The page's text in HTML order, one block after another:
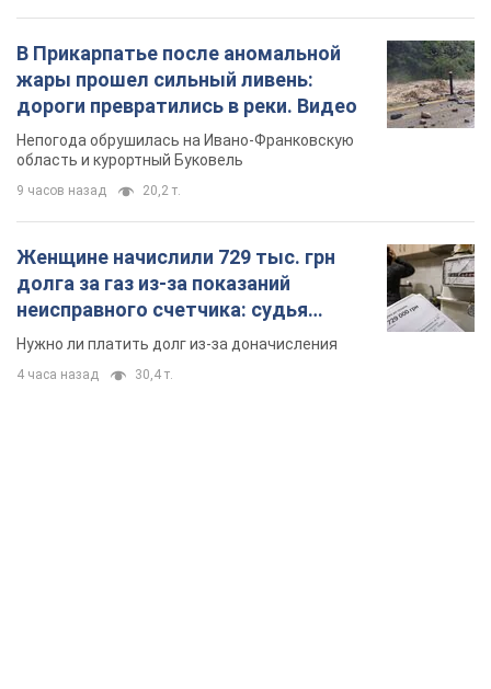
В Прикарпатье после аномальной
жары прошел сильный ливень:
дороги превратились в реки. Видео
Непогода обрушилась на Ивано-Франковскую
область и курортный Буковель
9 часов назад 20,2 т.
Женщине начислили 729 тыс. грн
долга за газ из-за показаний
неисправного счетчика: судья
вынес неожиданное решение
Нужно ли платить долг из-за доначисления
4 часа назад 30,4 т.